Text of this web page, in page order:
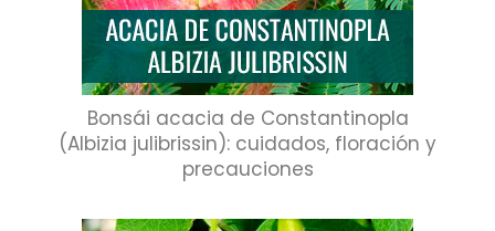
Bonsái acacia de Constantinopla
(Albizia julibrissin): cuidados, floración y
precauciones